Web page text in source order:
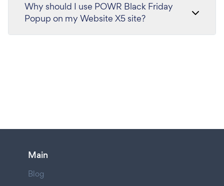
Why should I use POWR Black Friday
Popup on my Website X5 site?
Main
Blog